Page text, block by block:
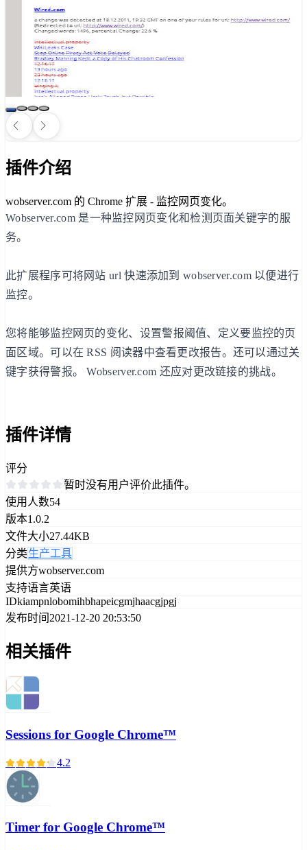
插件介绍
wobserver.com 的 Chrome 扩展 - 监控网页变化。
Wobserver.com 是一种监控网页变化和检测页面关键字的服
务。
此扩展程序可将网站 url 快速添加到 wobserver.com 以便进行
监控。
您将能够监控网页的变化、设置警报阈值、定义要监控的页
面区域。可以在 RSS 阅读器中查看更改报告。还可以通过关
键字获得警报。 Wobserver.com 还应对更改链接的挑战。
插件详情
评分
暂时没有用户评价此插件。
使用人数54
版本1.0.2
文件大小27.44KB
分类生产工具
提供方wobserver.com
支持语言英语
IDkiampnlobomihbhapeicgmjhaacgjpgj
发布时间 2021-12-20 20:53:50
相关插件
Sessions for Google Chrome™
4.2
Timer for Google Chrome™